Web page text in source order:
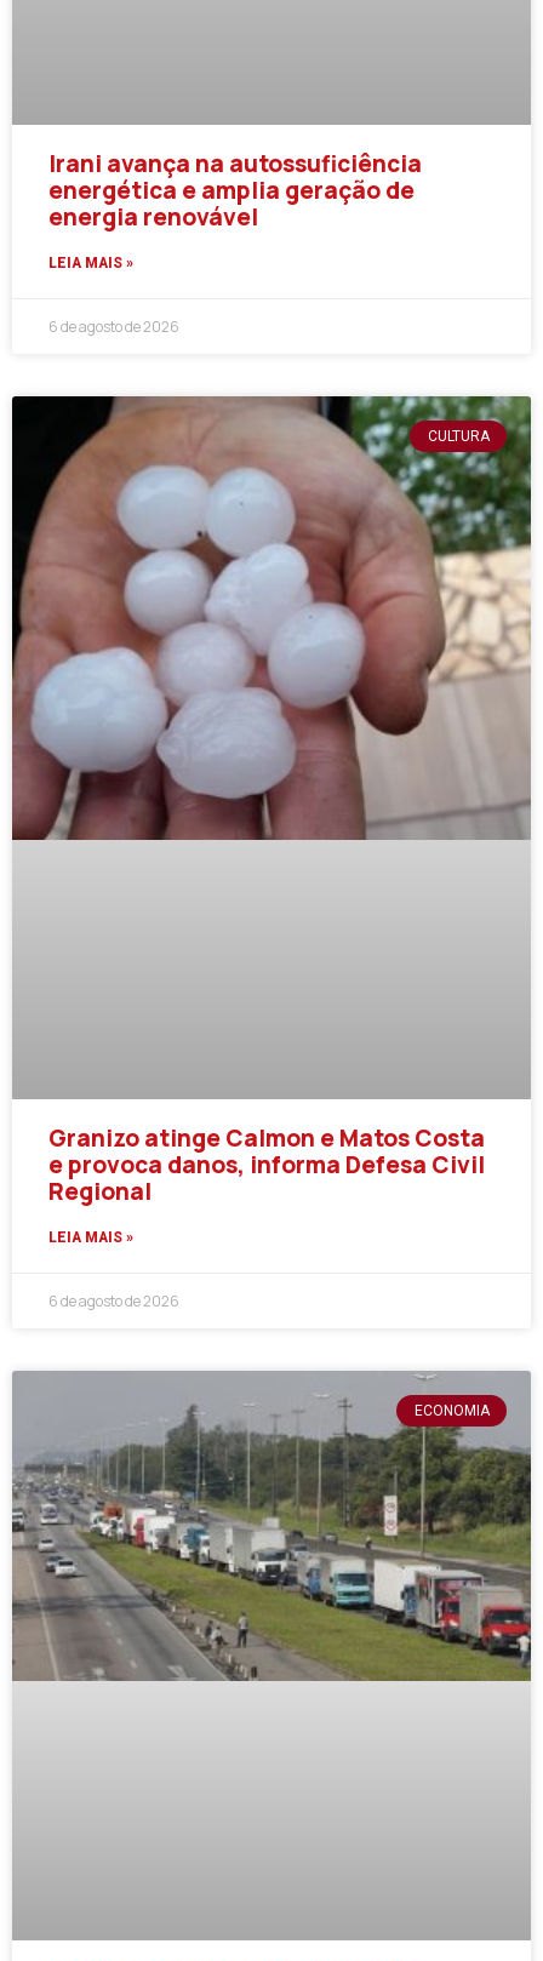
Irani avança na autossuficiência
energética e amplia geração de
energia renovável
LEIA MAIS »
6 de agosto de 2026
CULTURA
Granizo atinge Calmon e Matos Costa
e provoca danos, informa Defesa Civil
Regional
LEIA MAIS »
6 de agosto de 2026
ECONOMIA